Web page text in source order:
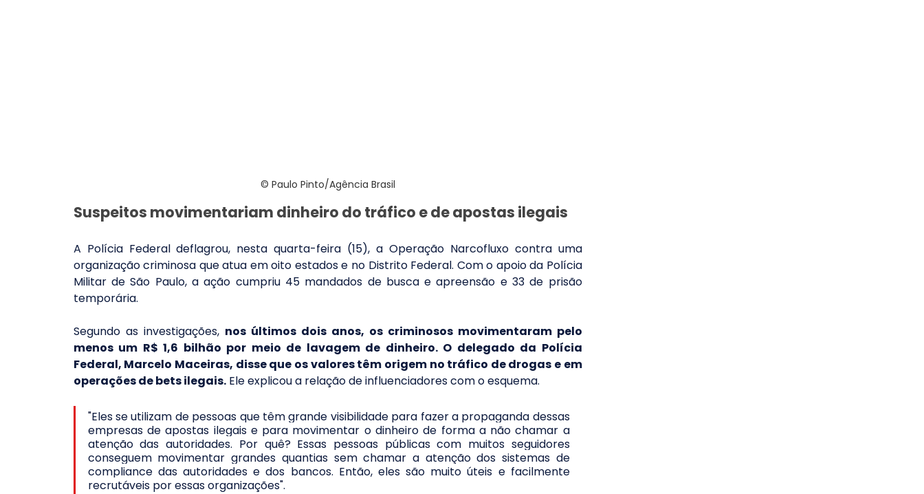
© Paulo Pinto/Agência Brasil
Suspeitos movimentariam dinheiro do tráfico e de apostas ilegais
A Polícia Federal deflagrou, nesta quarta-feira (15), a Operação Narcofluxo contra uma
organização criminosa que atua em oito estados e no Distrito Federal. Com o apoio da Polícia
Militar de São Paulo, a ação cumpriu 45 mandados de busca e apreensão e 33 de prisão
temporária.
Segundo as investigações, nos últimos dois anos, os criminosos movimentaram pelo
menos um R$ 1,6 bilhão por meio de lavagem de dinheiro. O delegado da Polícia
Federal, Marcelo Maceiras, disse que os valores têm origem no tráfico de drogas e em
operações de bets ilegais. Ele explicou a relação de influenciadores com o esquema.
"Eles se utilizam de pessoas que têm grande visibilidade para fazer a propaganda dessas
empresas de apostas ilegais e para movimentar o dinheiro de forma a não chamar a
atenção das autoridades. Por quê? Essas pessoas públicas com muitos seguidores
conseguem movimentar grandes quantias sem chamar a atenção dos sistemas de
compliance das autoridades e dos bancos. Então, eles são muito úteis e facilmente
recrutáveis por essas organizações".